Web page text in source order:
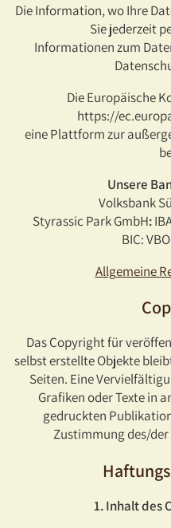
Die Information, wo Ihre
Sie jederzeit
Informationen zum
Die Europäische
https://
eine Plattform zur
Unsere
Volksbank
Styrassic Park GmbH:
BIC:
Allgemeine
Das Copyright für
selbst erstellte Objekte
Seiten. Eine
Grafiken oder Texte in
gedruckten
Zustimmung des/
1. Inhalt des